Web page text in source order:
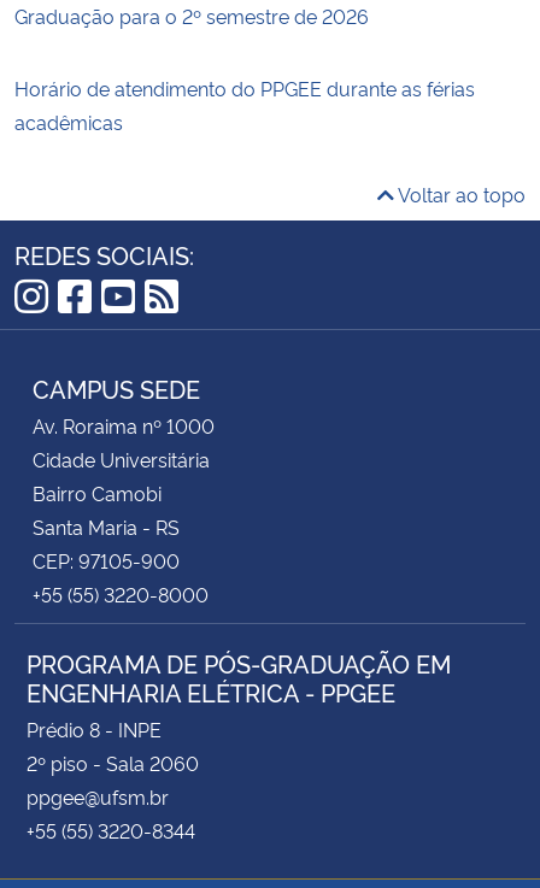
Graduação para o 2º semestre de 2026
Horário de atendimento do PPGEE durante as férias
acadêmicas
Voltar ao topo
REDES SOCIAIS:
Instagram
Facebook
YouTube
RSS
CAMPUS SEDE
Av. Roraima nº 1000
Cidade Universitária
Bairro Camobi
Santa Maria - RS
CEP: 97105-900
+55 (55) 3220-8000
PROGRAMA DE PÓS-GRADUAÇÃO EM
ENGENHARIA ELÉTRICA - PPGEE
Prédio 8 - INPE
2º piso - Sala 2060
ppgee@ufsm.br
+55 (55) 3220-8344